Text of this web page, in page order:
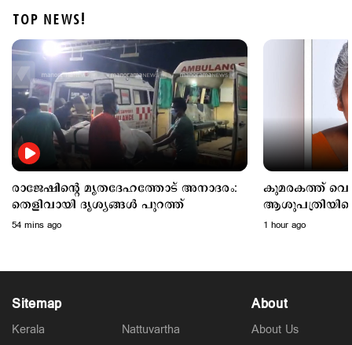
Latest
കുമരകത്ത് വെള്ളക്കെട്ട്; ആശുപത്രിയിലെത്താൻ
വൈകി; വീട്ടമ്മ മരിച്ചു
1 hour ago
TOP NEWS!
രാജേഷിന്റെ മൃതദേഹത്തോട് അനാദരം:
തെളിവായി ദൃശ്യങ്ങൾ പുറത്ത്
54 mins ago
കുമരകത്ത്
മരിച്ചു
1 hour ago
Sitemap
Kerala
Nattuvartha
About
About Us